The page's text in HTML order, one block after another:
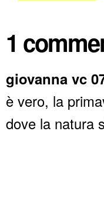
1
giovanna vc
è vero, la
dove la natura